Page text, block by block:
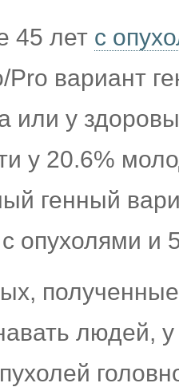
45 лет с
вариант
или у
у 20.6%
генный
опухолями и
людей,